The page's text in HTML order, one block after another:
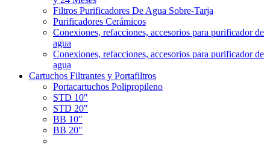
Filtros Purificadores De Agua Sobre-Tarja
Purificadores Cerámicos
Conexiones, refacciones, accesorios para purificador de
agua
Conexiones, refacciones, accesorios para purificador de
agua
Cartuchos Filtrantes y Portafiltros
Portacartuchos Polipropileno
STD 10"
STD 20"
BB 10"
BB 20"